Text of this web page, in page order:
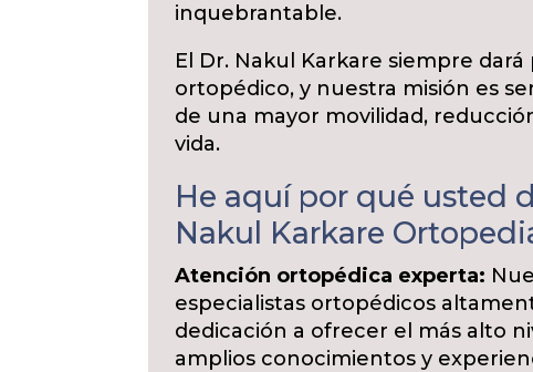
inquebrantable.
El Dr. Nakul Karkare siempre
ortopédico, y nuestra misión es
de una mayor movilidad,
vida.
He aquí por qué usted
Nakul Karkare
Atención ortopédica experta:
especialistas ortopédicos
dedicación a ofrecer el más alto
amplios conocimientos y